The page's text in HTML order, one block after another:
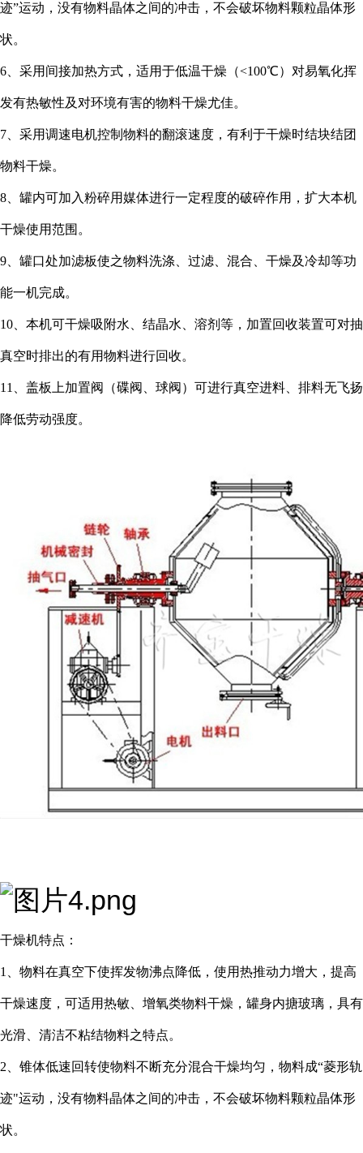
迹”运动，没有物料晶体之间的冲击，不会破坏物料颗粒晶体形
状。
6、采用间接加热方式，适用于低温干燥（<100℃）对易氧化挥
发有热敏性及对环境有害的物料干燥尤佳。
7、采用调速电机控制物料的翻滚速度，有利于干燥时结块结团
物料干燥。
8、罐内可加入粉碎用媒体进行一定程度的破碎作用，扩大本机
干燥使用范围。
9、罐口处加滤板使之物料洗涤、过滤、混合、干燥及冷却等功
能一机完成。
10、本机可干燥吸附水、结晶水、溶剂等，加置回收装置可对抽
真空时排出的有用物料进行回收。
11、盖板上加置阀（碟阀、球阀）可进行真空进料、排料无飞扬
降低劳动强度。
干燥机特点：
1、物料在真空下使挥发物沸点降低，使用热推动力增大，提高
干燥速度，可适用热敏、增氧类物料干燥，罐身内搪玻璃，具有
光滑、清洁不粘结物料之特点。
2、锥体低速回转使物料不断充分混合干燥均匀，物料成“菱形轨
迹"运动，没有物料晶体之间的冲击，不会破坏物料颗粒晶体形
状。